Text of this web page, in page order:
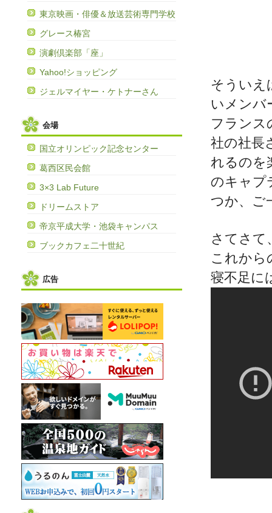
そういえ
いメンバ
フランス
社の社長
れるのを
のキャプ
つか、ご
さてさて
これから
寝不足に
東京映画・俳優＆放送芸術専門学校
グレース椿宮
演劇倶楽部「座」
Yahoo!ショッピング
ジェルマイヤー・ケトナーさん
会場
国立オリンピック記念センター
葛西区民会館
3×3 Lab Future
ドリームストア
帝京平成大学・池袋キャンパス
ブックカフェ二十世紀
広告